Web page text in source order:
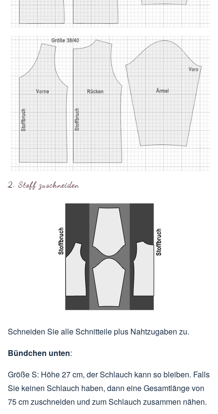
2. Stoff zuschneiden
Schneiden Sie alle Schnitteile plus Nahtzugaben zu.
Bündchen unten:
Größe S: Höhe 27 cm, der Schlauch kann so bleiben. Falls
Sie keinen Schlauch haben, dann eine Gesamtlänge von
75 cm zuschneiden und zum Schlauch zusammen nähen.